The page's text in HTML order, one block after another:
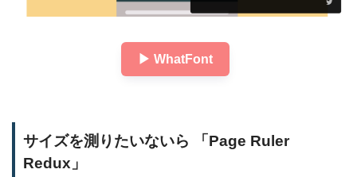
▶︎ WhatFont
サイズを測りたいないら 「Page Ruler
Redux」